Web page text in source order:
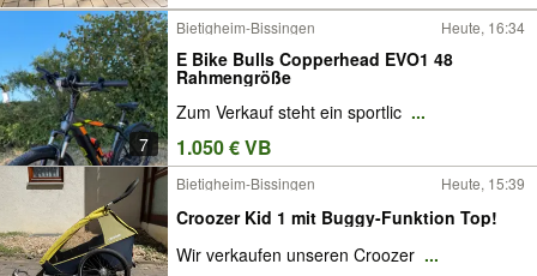
7
Bietigheim-Bissingen Heute, 16:34
E Bike Bulls Copperhead EVO1 48
Rahmengröße
Zum Verkauf steht ein sportlic ...
1.050 € VB
Bietigheim-Bissingen Heute, 15:39
Croozer Kid 1 mit Buggy-Funktion Top!
Wir verkaufen unseren Croozer ...